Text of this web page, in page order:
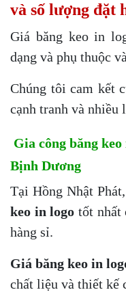
và số lượng đặt
Giá băng keo in
dạng và phụ thuộc
Chúng tôi cam kết
cạnh tranh và nhiều
Gia công băng
Bịnh Dương
Tại Hồng Nhật
keo in logo tốt nhất
hàng sỉ.
Giá băng keo in
chất liệu và thiết kế